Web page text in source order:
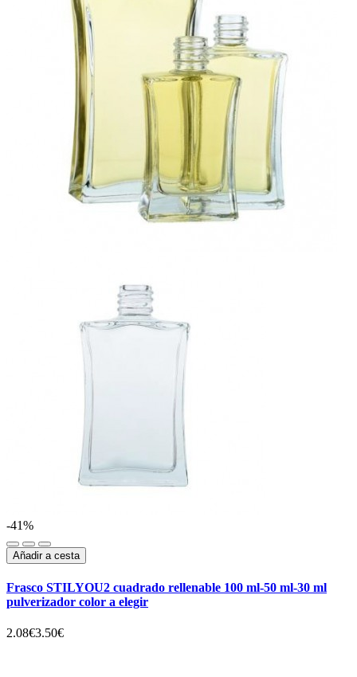
-41%
Añadir a cesta
Frasco STILYOU2 cuadrado rellenable 100 ml-50 ml-30 ml
pulverizador color a elegir
2.08€3.50€